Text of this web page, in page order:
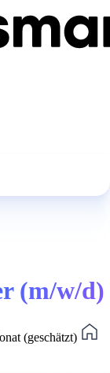
(m/w/d)
(geschätzt)